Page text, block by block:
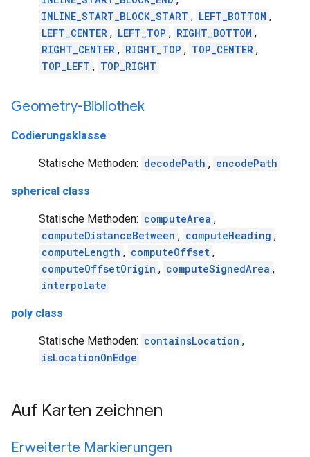
INLINE_START_BLOCK_START , LEFT_BOTTOM ,
LEFT_CENTER , LEFT_TOP , RIGHT_BOTTOM ,
RIGHT_CENTER , RIGHT_TOP , TOP_CENTER ,
TOP_LEFT , TOP_RIGHT
Geometry-Bibliothek
Codierungsklasse
Statische Methoden: decodePath , encodePath
spherical class
Statische Methoden: computeArea ,
computeDistanceBetween , computeHeading ,
computeLength , computeOffset ,
computeOffsetOrigin , computeSignedArea ,
interpolate
poly class
Statische Methoden: containsLocation ,
isLocationOnEdge
Auf Karten zeichnen
Erweiterte Markierungen